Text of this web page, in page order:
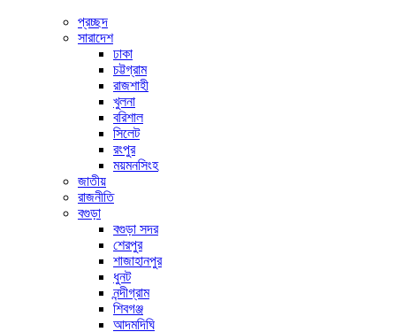
প্রচ্ছদ
সারাদেশ
ঢাকা
চট্টগ্রাম
রাজশাহী
খুলনা
বরিশাল
সিলেট
রংপুর
ময়মনসিংহ
জাতীয়
রাজনীতি
বগুড়া
বগুড়া সদর
শেরপুর
শাজাহানপুর
ধুনট
নন্দীগ্রাম
শিবগঞ্জ
আদমদিঘি